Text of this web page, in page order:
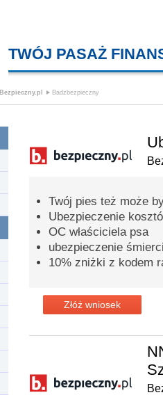
TWÓJ PASAŻ
Bezpieczny.pl Badzbezpieczny
Twój pies też może
Ubezpieczenie
OC właściciela psa
ubezpieczenie
10% zniżki z kodem
Złóż wniosek